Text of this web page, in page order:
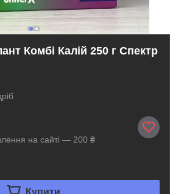
Комбі Калій 250 г Спектр
на сайті — 200 ₴
Купити